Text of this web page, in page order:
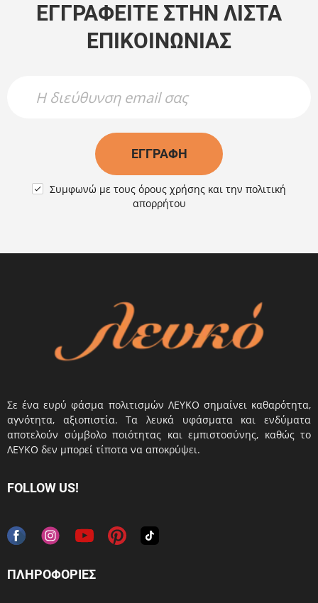
ΕΓΓΡΑΦΕΊΤΕ ΣΤΗΝ ΛΊΣΤΑ
ΕΠΙΚΟΙΝΩΝΊΑΣ
ΕΓΓΡΑΦΉ
 Συμφωνώ με τους όρους χρήσης και την πολιτική
απορρήτου
Σε ένα ευρύ φάσμα πολιτισμών ΛΕΥΚΟ σημαίνει καθαρότητα,
αγνότητα, αξιοπιστία. Τα λευκά υφάσματα και ενδύματα
αποτελούν σύμβολο ποιότητας και εμπιστοσύνης, καθώς το
ΛΕΥΚΟ δεν μπορεί τίποτα να αποκρύψει.
FOLLOW US!
ΠΛΗΡΟΦΟΡΙΕΣ